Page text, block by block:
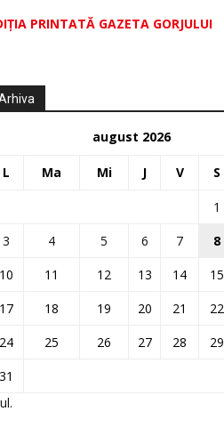
PRINTATĂ GAZETA GORJULUI
august 2026
L Ma Mi J V S
1
3
4 5 6 7 8
11 12 13 14 15
18 19 20 21 22
25 26 27 28 29